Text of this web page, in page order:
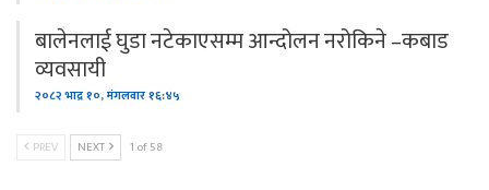
बालेनलाई घुडा नटेकाएसम्म आन्दोलन नरोकिने –कबाड
व्यवसायी
२०८२ भाद्र १०, मंगलवार १६:४५
PREV NEXT 1 of 58